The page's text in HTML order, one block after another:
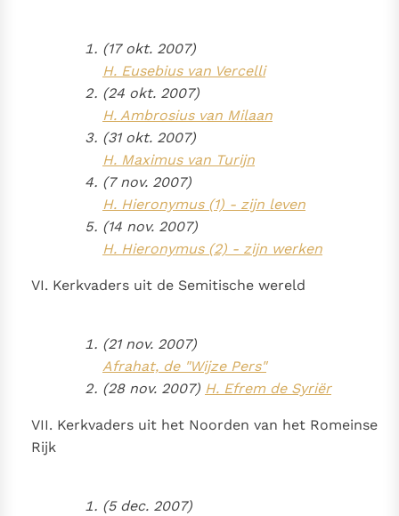
(17 okt. 2007)
H. Eusebius van Vercelli
(24 okt. 2007)
H. Ambrosius van Milaan
(31 okt. 2007)
H. Maximus van Turijn
(7 nov. 2007)
H. Hieronymus (1) - zijn leven
(14 nov. 2007)
H. Hieronymus (2) - zijn werken
VI. Kerkvaders uit de Semitische wereld
(21 nov. 2007)
Afrahat, de "Wijze Pers"
(28 nov. 2007) H. Efrem de Syriër
VII. Kerkvaders uit het Noorden van het Romeinse
Rijk
(5 dec. 2007)